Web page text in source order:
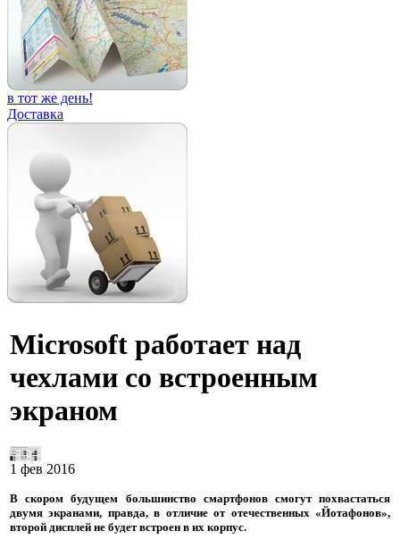
в тот же день!
Доставка
Microsoft работает над
чехлами со встроенным
экраном
1 фев 2016
В скором будущем большинство смартфонов смогут похвастаться
двумя экранами, правда, в отличие от отечественных «Йотафонов»,
второй дисплей не будет встроен в их корпус.